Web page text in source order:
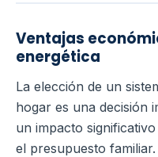
Ventajas
energética
La elección de un
hogar es una decisión
un impacto
el presupuesto